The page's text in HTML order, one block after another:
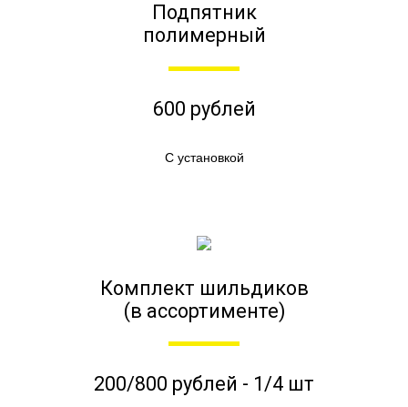
Подпятник
полимерный
600 рублей
С установкой
Комплект шильдиков
(в ассортименте)
200/800 рублей - 1/4 шт